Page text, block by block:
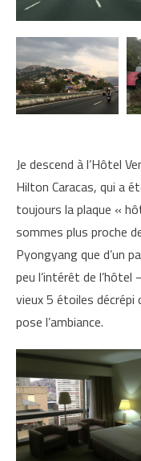
Je descend à l’Hôtel
Hilton Caracas, qui a
toujours la plaque «
sommes plus proche
Pyongyang que d’un
peu l’intérêt de
vieux 5 étoiles décrépi
pose l’ambiance.